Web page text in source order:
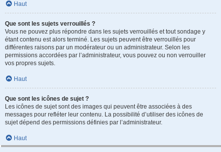
Haut
Que sont les sujets verrouillés ?
Vous ne pouvez plus répondre dans les sujets verrouillés et tout sondage y
étant contenu est alors terminé. Les sujets peuvent être verrouillés pour
différentes raisons par un modérateur ou un administrateur. Selon les
permissions accordées par l’administrateur, vous pouvez ou non verrouiller
vos propres sujets.
Haut
Que sont les icônes de sujet ?
Les icônes de sujet sont des images qui peuvent être associées à des
messages pour refléter leur contenu. La possibilité d’utiliser des icônes de
sujet dépend des permissions définies par l’administrateur.
Haut